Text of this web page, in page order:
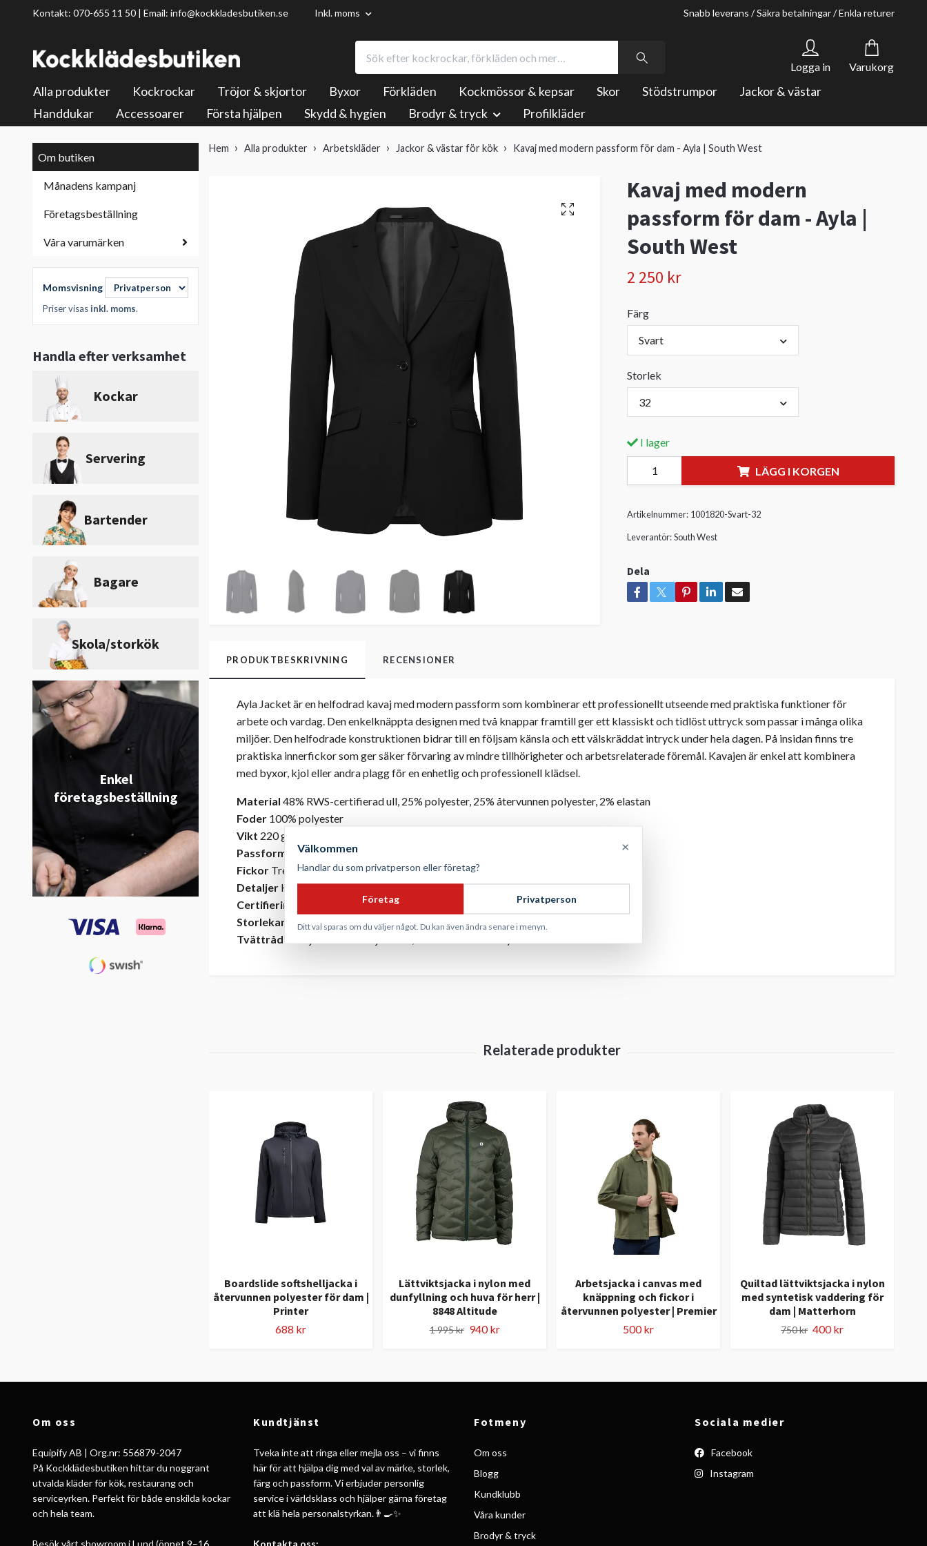
Kontakt: 070-655 11 50 | Email: info@kockkladesbutiken.se Inkl. moms Snabb leverans / Säkra betalningar / Enkla returer
Logga in Varukorg
Alla produkter Kockrockar Tröjor & skjortor Byxor Förkläden Kockmössor & kepsar Skor Stödstrumpor
Jackor & västar
Handdukar
Accessoarer Första hjälpen Skydd & hygien Brodyr & tryck Profilkläder
Om butiken
Månadens kampanj
Företagsbeställning
Våra varumärken
Momsvisning
Priser visasinkl. moms.
Handla efter verksamhet
Kockar
Servering
Bartender
Bagare
Skola/storkök
Enkel
företagsbeställning
Hem Alla produkter Arbetskläder Jackor & västar för kök Kavaj med modern passform för dam - Ayla | South West
Kavaj med modern
passform för dam - Ayla |
South West
2 250 kr
Färg
Svart
Storlek
32
I lager
LÄGG I KORGEN
Artikelnummer: 1001820-Svart-32
Leverantör: South West
Dela
PRODUKTBESKRIVNING RECENSIONER
Ayla Jacket är en helfodrad kavaj med modern passform som kombinerar ett professionellt utseende med praktiska funktioner för
arbete och vardag. Den enkelknäppta designen med två knappar framtill ger ett klassiskt och tidlöst uttryck som passar i många olika
miljöer. Den helfodrade konstruktionen bidrar till en följsam känsla och ett välskräddat intryck under hela dagen. På insidan finns tre
praktiska innerfickor som ger säker förvaring av mindre tillhörigheter och arbetsrelaterade föremål. Kavajen är enkel att kombinera
med byxor, kjol eller andra plagg för en enhetlig och professionell klädsel.
Material 48% RWS-certifierad ull, 25% polyester, 25% återvunnen polyester, 2% elastan
Foder 100% polyester
Vikt 220 g/m²
Passform
Dammodell med modern passform
Fickor Tre innerfickor
Detaljer Helfodrad konstruktion, enkelknäppt design och två knappar framtill
Certifiering
OEKO-TEX® Standard 100, Responsible Wool Standard (RWS)
Storlekar
32, 34, 36, 38, 40, 42, 44, 46, 48, 50, 52, 54
Tvättråd
Boardslide softshelljacka i
återvunnen polyester för dam |
Printer
688 kr
Lättviktsjacka i nylon med
dunfyllning och huva för herr |
8848 Altitude
1 995 kr 940 kr
Arbetsjacka i canvas med
knäppning och fickor i
återvunnen polyester | Premier
500 kr
Quiltad lättviktsjacka i nylon
med syntetisk vaddering för
dam | Matterhorn
750 kr 400 kr
Om oss
Equipify AB | Org.nr: 556879-2047
På Kockklädesbutiken hittar du noggrant
utvalda kläder för kök, restaurang och
serviceyrken. Perfekt för både enskilda kockar
och hela team.
Besök vårt showroom i Lund (öppet 9–16,
Kundtjänst
Tveka inte att ringa eller mejla oss – vi finns
här för att hjälpa dig med val av märke, storlek,
färg och passform. Vi erbjuder personlig
service i världsklass och hjälper gärna företag
att klä hela personalstyrkan.👨‍🍳✨
Kontakta oss:
Fotmeny
Om oss
Blogg
Kundklubb
Våra kunder
Brodyr & tryck
Sociala medier
Facebook
Instagram
Välkommen ×
Handlar du som privatperson eller företag?
Företag Privatperson
Ditt val sparas om du väljer något. Du kan även ändra senare i menyn.